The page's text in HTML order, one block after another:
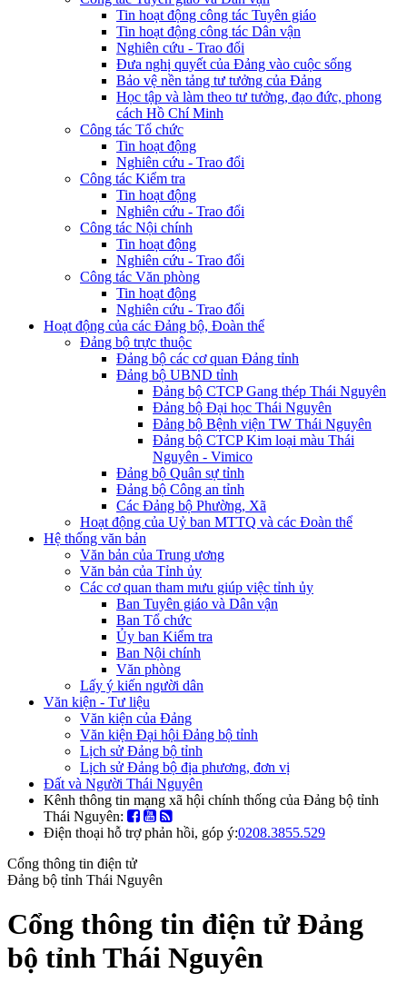
Tin hoạt động công tác Tuyên giáo
Tin hoạt động công tác Dân vận
Nghiên cứu - Trao đổi
Đưa nghị quyết của Đảng vào cuộc sống
Bảo vệ nền tảng tư tưởng của Đảng
Học tập và làm theo tư tưởng, đạo đức, phong
cách Hồ Chí Minh
Công tác Tổ chức
Tin hoạt động
Nghiên cứu - Trao đổi
Công tác Kiểm tra
Tin hoạt động
Nghiên cứu - Trao đổi
Công tác Nội chính
Tin hoạt động
Nghiên cứu - Trao đổi
Công tác Văn phòng
Tin hoạt động
Nghiên cứu - Trao đổi
Hoạt động của các Đảng bộ, Đoàn thể
Đảng bộ trực thuộc
Đảng bộ các cơ quan Đảng tỉnh
Đảng bộ UBND tỉnh
Đảng bộ CTCP Gang thép Thái Nguyên
Đảng bộ Đại học Thái Nguyên
Đảng bộ Bệnh viện TW Thái Nguyên
Đảng bộ CTCP Kim loại màu Thái
Nguyên - Vimico
Đảng bộ Quân sự tỉnh
Đảng bộ Công an tỉnh
Các Đảng bộ Phường, Xã
Hoạt động của Uỷ ban MTTQ và các Đoàn thể
Hệ thống văn bản
Văn bản của Trung ương
Văn bản của Tỉnh ủy
Các cơ quan tham mưu giúp việc tỉnh ủy
Ban Tuyên giáo và Dân vận
Ban Tổ chức
Ủy ban Kiểm tra
Ban Nội chính
Văn phòng
Lấy ý kiến người dân
Văn kiện - Tư liệu
Văn kiện của Đảng
Văn kiện Đại hội Đảng bộ tỉnh
Lịch sử Đảng bộ tỉnh
Lịch sử Đảng bộ địa phương, đơn vị
Đất và Người Thái Nguyên
Kênh thông tin mạng xã hội chính thống của Đảng bộ tỉnh
Thái Nguyên:
Điện thoại hỗ trợ phản hồi, góp ý:0208.3855.529
Cổng thông tin điện tử
Đảng bộ tỉnh Thái Nguyên
Cổng thông tin điện tử Đảng
bộ tỉnh Thái Nguyên